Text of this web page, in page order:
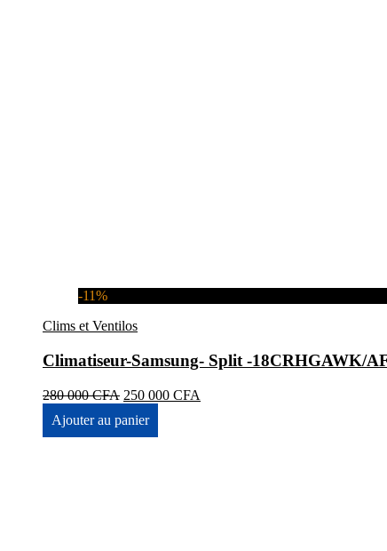
-11%
Clims et Ventilos
Climatiseur-Samsung- Split -18CRHGAWK/
280 000CFA Le
initial
était :
250 000 CFA
Ajouter au panier